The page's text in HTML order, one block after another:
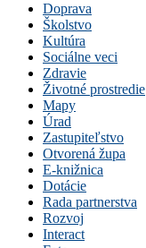
Doprava
Školstvo
Kultúra
Sociálne veci
Zdravie
Životné prostredie
Mapy
Úrad
Zastupiteľstvo
Otvorená župa
E-knižnica
Dotácie
Rada partnerstva
Rozvoj
Interact